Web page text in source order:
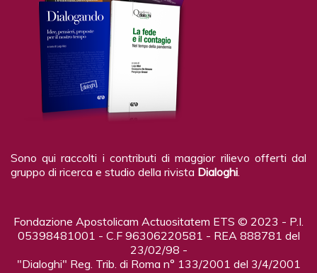
Sono qui raccolti i contributi di maggior rilievo offerti dal
gruppo di ricerca e studio della rivista Dialoghi
Fondazione Apostolicam Actuositatem ETS © 2023 - P.I.
05398481001 - C.F 96306220581 - REA 888781 del
23/02/98 -
"Dialoghi" Reg. Trib. di Roma n° 133/2001 del 3/4/2001